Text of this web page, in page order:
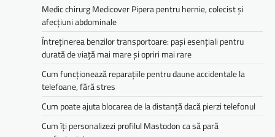
Medic chirurg Medicover Pipera pentru hernie, colecist și
afecțiuni abdominale
Întreținerea benzilor transportoare: pași esențiali pentru
durată de viață mai mare și opriri mai rare
Cum funcționează reparațiile pentru daune accidentale la
telefoane, fără stres
Cum poate ajuta blocarea de la distanță dacă pierzi telefonul
Cum îți personalizezi profilul Mastodon ca să pară